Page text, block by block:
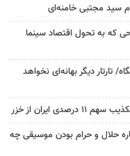
سید مجتبی خامنه‌ای
که به تحول اقتصاد سینما
تارتار دیگر بهانه‌ای نخواهد
ایران از خزر
حلال و حرام بودن موسیقی چه